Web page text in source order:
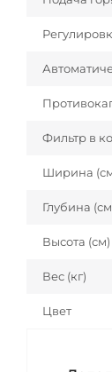
Фильтр в
Ширина
Глубина
Высота (см)
Вес (кг)
Цвет